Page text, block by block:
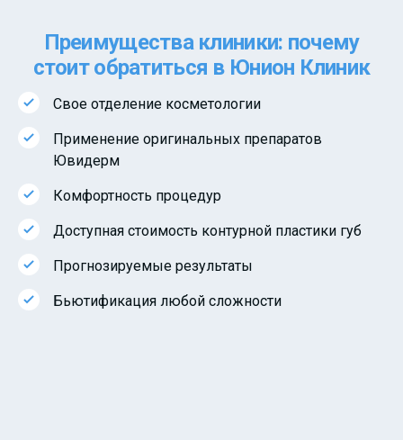
Преимущества клиники: почему
стоит обратиться в Юнион Клиник
Свое отделение косметологии
Применение оригинальных препаратов
Ювидерм
Комфортность процедур
Доступная стоимость контурной пластики губ
Прогнозируемые результаты
Бьютификация любой сложности